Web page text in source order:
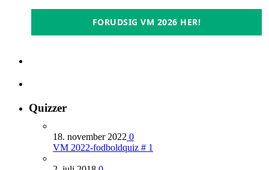
FORUDSIG VM 2026 HER!
Quizzer
18. november 2022 0
VM 2022-fodboldquiz # 1